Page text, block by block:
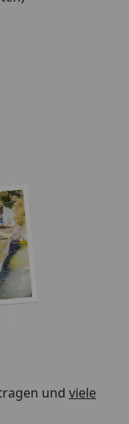
und viele